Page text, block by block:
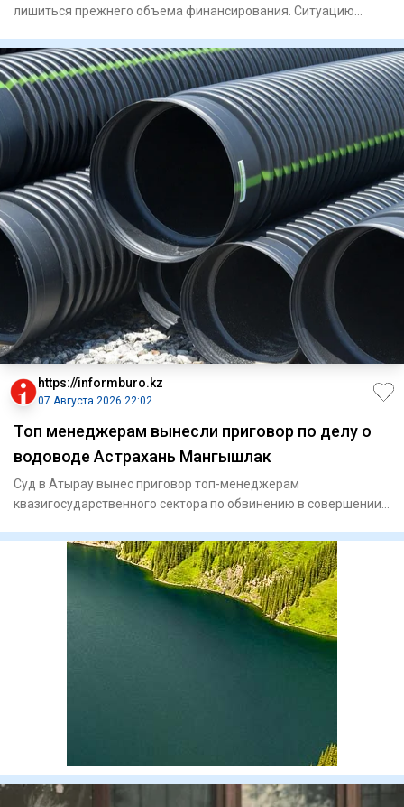
лишиться прежнего объема финансирования. Ситуацию
https://informburo.kz
07 Августа 2026 22:02
Топ менеджерам вынесли приговор по делу о
водоводе Астрахань Мангышлак
Суд в Атырау вынес приговор топ-менеджерам
квазигосударственного сектора по обвинению в совершении